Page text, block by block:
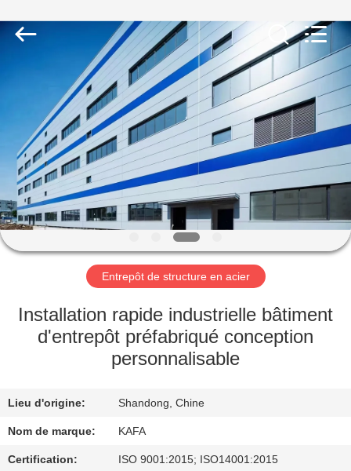
ACCUEIL
PRODUITS
VIDÉOS
SPECTACLE
DE
RÉALITÉ
VIRTUELLE
DE
NOUS
KaFa
Fabrication
Co.,
Entrepôt de structure en acier
Installation rapide industrielle bâtiment
d'entrepôt préfabriqué conception
personnalisable
Lieu d'origine: Shandong, Chine
Nom de marque: KAFA
Certification: ISO 9001:2015; ISO14001:2015